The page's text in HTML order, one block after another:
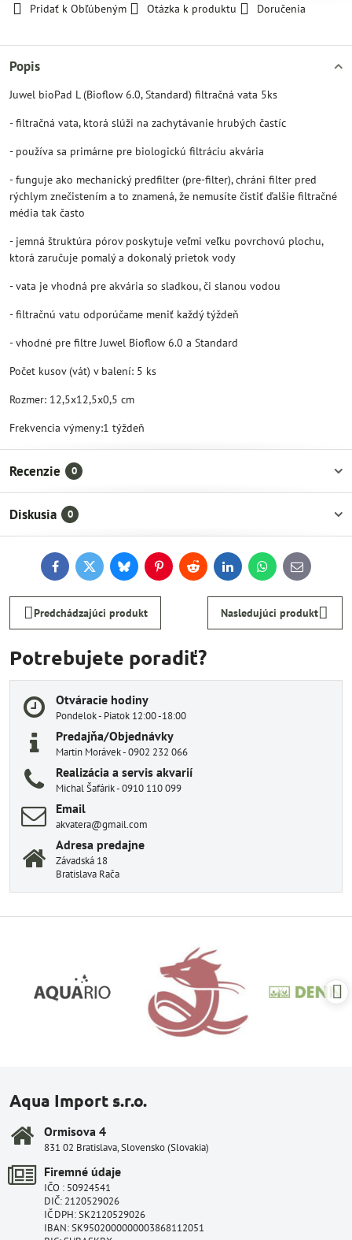
Pridať k Obľúbeným Otázka k produktu Doručenia
Popis
Juwel bioPad L (Bioflow 6.0, Standard) filtračná vata 5ks
- filtračná vata, ktorá slúži na zachytávanie hrubých častíc
- používa sa primárne pre biologickú filtráciu akvária
- funguje ako mechanický predfilter (pre-filter), chráni filter pred
rýchlym znečistením a to znamená, že nemusíte čistiť ďalšie filtračné
média tak často
- jemná štruktúra pórov poskytuje veľmi veľku povrchovú plochu,
ktorá zaručuje pomalý a dokonalý prietok vody
- vata je vhodná pre akvária so sladkou, či slanou vodou
- filtračnú vatu odporúčame meniť každý týždeň
- vhodné pre filtre Juwel Bioflow 6.0 a Standard
Počet kusov (vát) v balení: 5 ks
Rozmer: 12,5x12,5x0,5 cm
Frekvencia výmeny:1 týždeň
Recenzie 0
Diskusia 0
FacebookTwitterBlueskyPinterestReddit LinkedInWhatsApp
E-
mail
Predchádzajúci produkt Nasledujúci produkt
Potrebujete poradiť?
Otváracie hodiny
Pondelok - Piatok 12:00 -18:00
Predajňa/Objednávky
Martin Morávek - 0902 232 066
Realizácia a servis akvarií
Michal Šafárik - 0910 110 099
Email
akvatera@gmail.com
Adresa predajne
Závadská 18
Bratislava Rača
Aqua Import s.r.o.
Ormisova 4
831 02 Bratislava, Slovensko (Slovakia)
Firemné údaje
IČO : 50924541
DIČ: 2120529026
IČ DPH: SK2120529026
IBAN: SK9502000000003868112051